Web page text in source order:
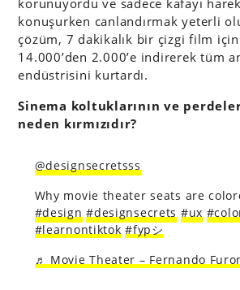
korunuyordu ve sadece kafayı
konuşurken canlandırmak yeterli
çözüm, 7 dakikalık bir çizgi film
14.000’den 2.000’e indirerek tüm
endüstrisini kurtardı.
Sinema koltuklarının ve
neden kırmızıdır?
@designsecretsss
Why movie theater seats are
#design #designsecrets #ux
#learnontiktok #fypシ
♬ Movie Theater – Fernando